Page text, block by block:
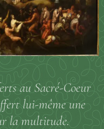
au Sacré-Coeur
lui-même une
la multitude.